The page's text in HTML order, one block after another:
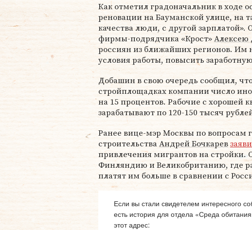
Как отметил градоначальник в ходе
реновации на Бауманской улице, на
качества люди, с другой зарплатой».
фирмы-подрядчика «Крост»Алексею
россиян из ближайших регионов. Им
условия работы, повысить
Добашин в свою очередь сообщил,
стройплощадках компании число
на 15 процентов. Рабочие с хорошей
зарабатывают по 120-150 тысяч
Ранее вице-мэр Москвы по вопросам
строительстваАндрей Бочкарев
привлечения мигрантов на
Финляндию и Великобританию, где
платят им больше в сравнении с
Если вы стали свидетелем интересного
есть история для отдела «Среда
этот адрес: